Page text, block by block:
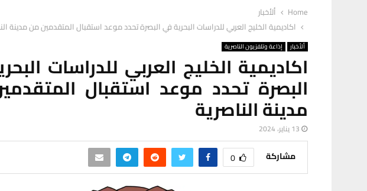
Home
ألأخبار
اكاديمية الخليج العربي للدراسات البحرية في البصرة تحدد موعد استقبال المتقدمين من مدينة
ألأخبار إذاعة وتلفزيون الناصرية
اكاديمية الخليج العربي للدراسات
البصرة تحدد موعد استقبال
مدينة الناصرية
13 يناير، 2024
مشاركة 0